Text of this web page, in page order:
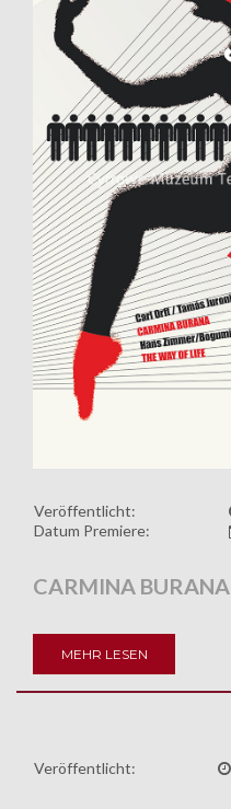
Veröffentlicht:
Datum Premiere:
CARMINA BURANA
MEHR LESEN
Veröffentlicht: